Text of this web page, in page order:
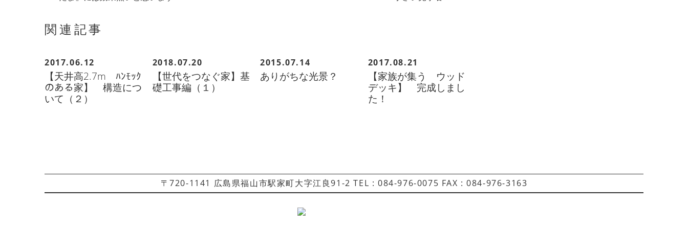
関連記事
2017.06.12
【天井高2.7m ﾊﾝﾓｯｸ
のある家】 構造につ
いて（２）
2018.07.20
【世代をつなぐ家】基
礎工事編（１）
2015.07.14
ありがちな光景？
2017.08.21
【家族が集う ウッド
デッキ】 完成しまし
た！
〒720-1141 広島県福山市駅家町大字江良91-2 TEL : 084-976-0075 FAX : 084-976-3163